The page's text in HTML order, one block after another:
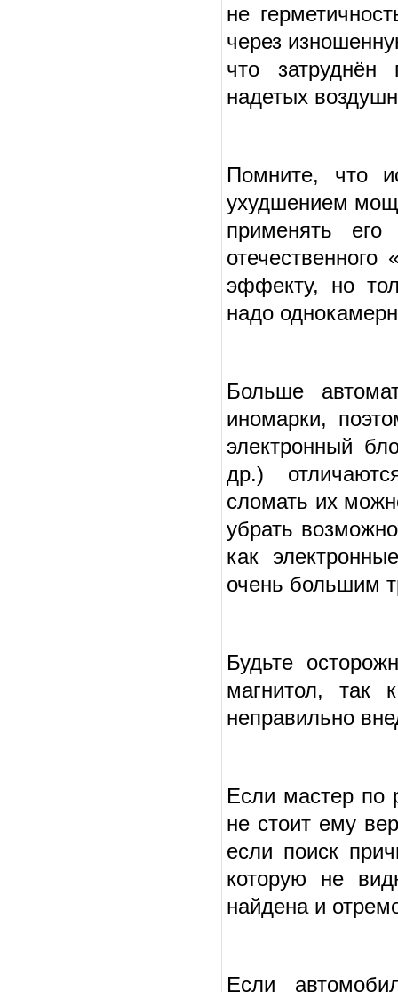
не
через
что затруднён
надетых
Помните, что
ухудшением
применять
эффекту, но
надо
Больше
иномарки,
электронный
др.)
сломать их
убрать
как
очень большим
Будьте
магнитол, так
неправильно
Если мастер по
не стоит ему
если поиск
которую не
найдена и
Если